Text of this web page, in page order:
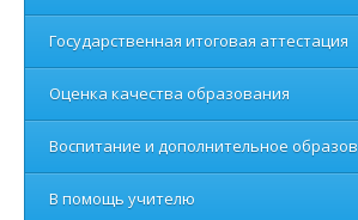
Государственная итоговая аттестация
Оценка качества образования
Воспитание и дополнительное
В помощь учителю